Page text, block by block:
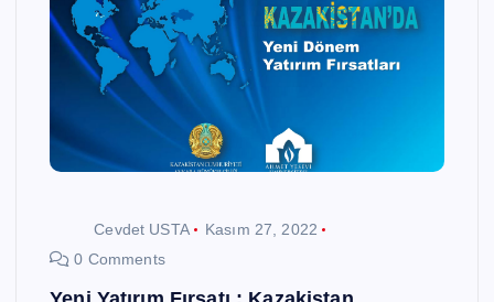
Cevdet USTA
Kasım 27, 2022
0 Comments